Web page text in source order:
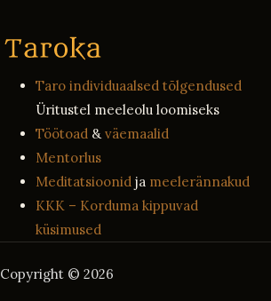
Taro individuaalsed tõlgendused
Üritustel meeleolu loomiseks
Töötoad &väemaalid
Mentorlus
Meditatsioonid ja meelerännakud
KKK – Korduma kippuvad
küsimused
Copyright © 2026